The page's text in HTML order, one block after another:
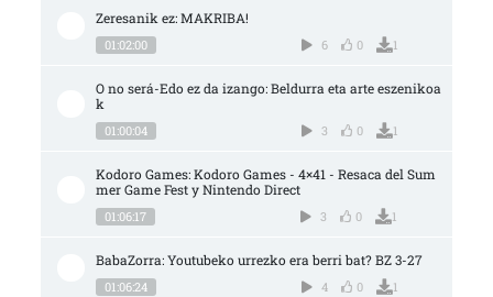
Zeresanik ez: MAKRIBA!
01:02:00 6 0 1
O no será-Edo ez da izango: Beldurra eta arte eszenikoa
k
01:00:04 3 0 1
Kodoro Games: Kodoro Games - 4×41 - Resaca del Sum
mer Game Fest y Nintendo Direct
01:06:17 3 0 1
BabaZorra: Youtubeko urrezko era berri bat? BZ 3-27
01:06:24 4 0 1